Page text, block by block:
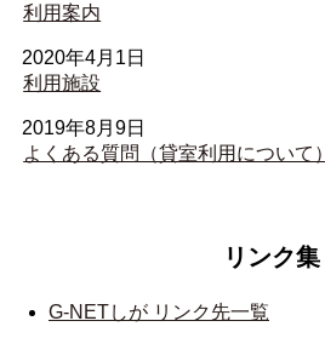
利用案内
2020年4月1日
利用施設
2019年8月9日
よくある質問（貸室利用について）
リンク集
G-NETしが リンク先一覧